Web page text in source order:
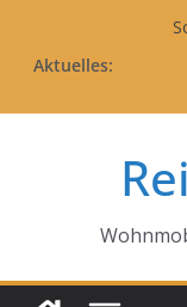
Aktuelles: